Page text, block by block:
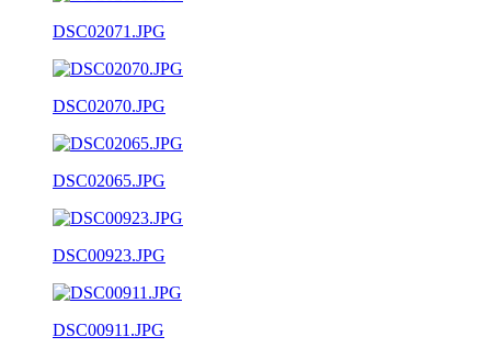
DSC02071.JPG
DSC02070.JPG
DSC02065.JPG
DSC00923.JPG
DSC00911.JPG